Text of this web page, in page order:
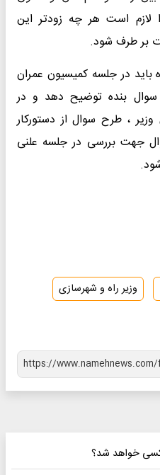
لازم است هر چه زودتر این
بر طرف شود.
باید در جلسه کمیسیون عمران
سوال بنده توضیح دهد و در
، طرح سوال از دستورکار
جهت بررسی در جلسه علنی
وزیر راه و شهرسازی
خواهد شد؟